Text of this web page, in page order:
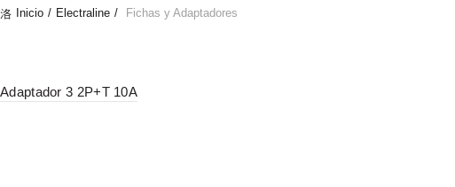
Inicio Electraline Fichas y Adaptadores
Adaptador 3 2P+T 10A